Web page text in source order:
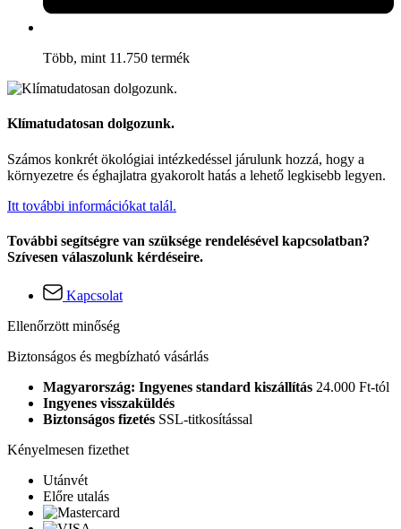
Több, mint 11.750 termék
Klímatudatosan dolgozunk.
Számos konkrét ökológiai intézkedéssel járulunk hozzá, hogy a
környezetre és éghajlatra gyakorolt hatás a lehető legkisebb legyen.
Itt további információkat talál.
További segítségre van szüksége rendelésével kapcsolatban?
Szívesen válaszolunk kérdéseire.
Kapcsolat
Ellenőrzött minőség
Biztonságos és megbízható vásárlás
Magyarország: Ingyenes standard kiszállítás 24.000 Ft-tól
Ingyenes visszaküldés
Biztonságos fizetés SSL-titkosítással
Kényelmesen fizethet
Utánvét
Előre utalás